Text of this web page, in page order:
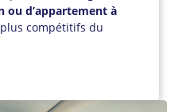
ou d’appartement à
compétitifs du